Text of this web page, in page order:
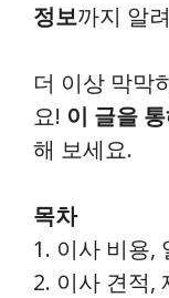
정보까지 알
더 이상 막막
요! 이 글을
해 보세요.
목차
1. 이사 비용,
2. 이사 견적,